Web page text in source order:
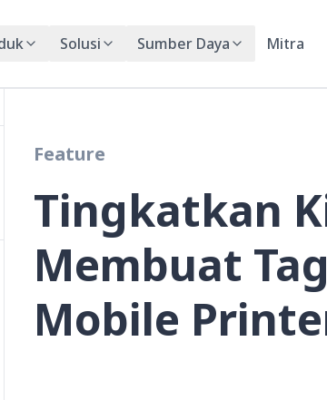
Solusi Sumber Daya Mitra
Feature
Tingkatkan
Membuat
Mobile